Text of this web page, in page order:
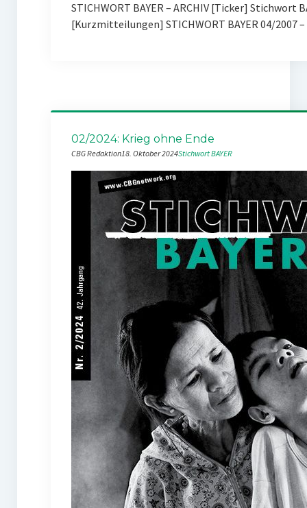
STICHWORT BAYER – ARCHIV [Ticker] Stichwort
[Kurzmitteilungen] STICHWORT BAYER 04/2007
02/2024: Krieg ohne Ende
CBG Redaktion18. Oktober 2024Stichwort BAYER